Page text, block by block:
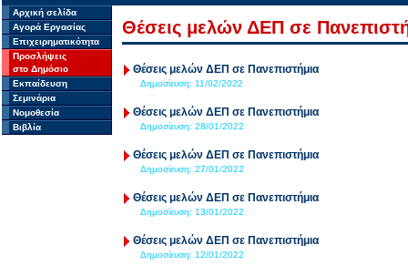
Αρχική σελίδα
Αγορά Εργασίας
Επιχειρηματικότητα
Προσλήψεις
στο Δημόσιο
Εκπαίδευση
Σεμινάρια
Νομοθεσία
Βιβλία
Θέσεις μελών ΔΕΠ σε
Θέσεις μελών ΔΕΠ σε Πανεπιστήμια
Δημοσίευση: 11/02/2022
Θέσεις μελών ΔΕΠ σε Πανεπιστήμια
Δημοσίευση: 28/01/2022
Θέσεις μελών ΔΕΠ σε Πανεπιστήμια
Δημοσίευση: 27/01/2022
Θέσεις μελών ΔΕΠ σε Πανεπιστήμια
Δημοσίευση: 13/01/2022
Θέσεις μελών ΔΕΠ σε Πανεπιστήμια
Δημοσίευση: 12/01/2022